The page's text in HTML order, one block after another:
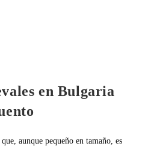
en Bulgaria
aunque pequeño en tamaño, es